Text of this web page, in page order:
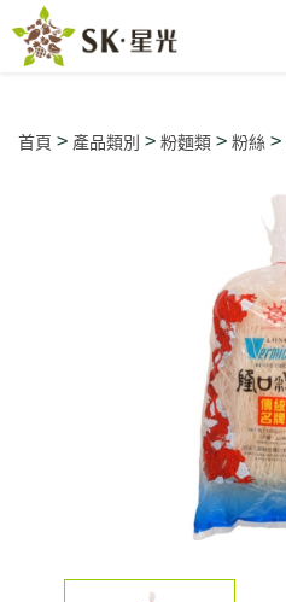
首頁 > 產品類別 > 粉麵類 > 粉絲 >